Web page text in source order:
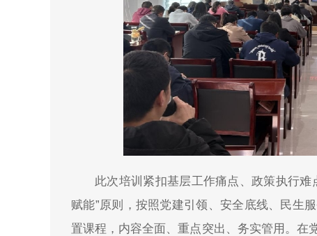
此次培训紧扣基层工作痛点、政策执行
赋能”原则，按照党建引领、安全底线、民生
置课程，内容全面、重点突出、务实管用。在